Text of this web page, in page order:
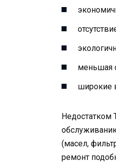
меньшая
широкие
Недостатком
(масел,
ремонт